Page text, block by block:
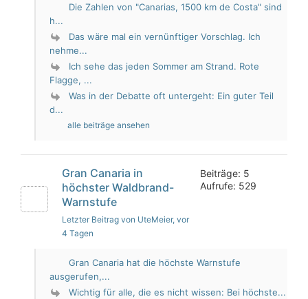
Die Zahlen von "Canarias, 1500 km de Costa" sind
h...
Das wäre mal ein vernünftiger Vorschlag. Ich
nehme...
Ich sehe das jeden Sommer am Strand. Rote
Flagge, ...
Was in der Debatte oft untergeht: Ein guter Teil
d...
alle beiträge ansehen
Gran Canaria in
höchster Waldbrand-
Warnstufe
Letzter Beitrag von UteMeier, vor
4 Tagen
Beiträge: 5
Aufrufe: 529
Gran Canaria hat die höchste Warnstufe
ausgerufen,...
Wichtig für alle, die es nicht wissen: Bei höchste...